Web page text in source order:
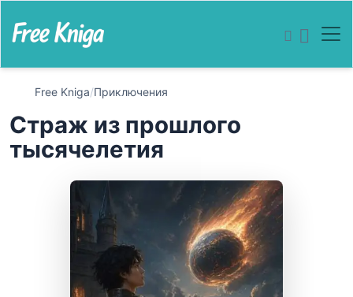
Free Kniga/Приключения
Страж из прошлого
тысячелетия